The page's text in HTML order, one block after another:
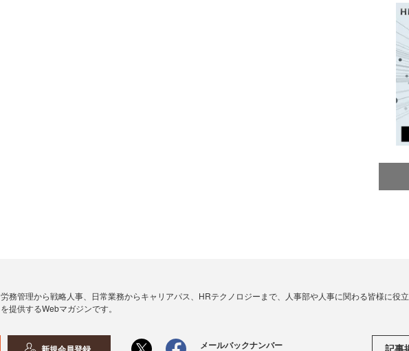
労務管理から戦略人事、日常業務からキャリアパス、HRテクノロジーまで、人事部や人事に関わる皆様に役
を提供するWebマガジンです。
メールバックナンバー